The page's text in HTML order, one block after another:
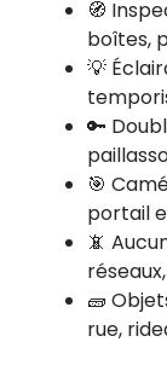
🧭
boîtes,
💡
🔑
🎯
portail
📵
🧱
rue,